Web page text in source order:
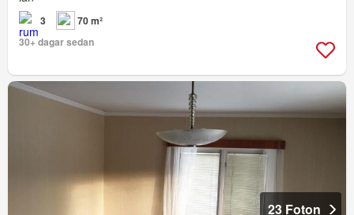
3
70 m²
30+ dagar sedan
23 Foton